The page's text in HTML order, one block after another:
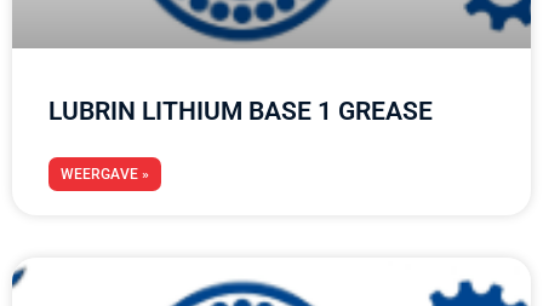
LUBRIN LITHIUM BASE 1 GREASE
WEERGAVE »